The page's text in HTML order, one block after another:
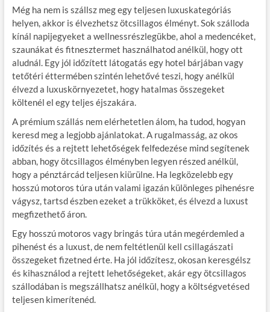
Még ha nem is szállsz meg egy teljesen luxuskategóriás
helyen, akkor is élvezhetsz ötcsillagos élményt. Sok szálloda
kínál napijegyeket a wellnessrészlegükbe, ahol a medencéket,
szaunákat és fitnesztermet használhatod anélkül, hogy ott
aludnál. Egy jól időzített látogatás egy hotel bárjában vagy
tetőtéri éttermében szintén lehetővé teszi, hogy anélkül
élvezd a luxuskörnyezetet, hogy hatalmas összegeket
költenél el egy teljes éjszakára.
A prémium szállás nem elérhetetlen álom, ha tudod, hogyan
keresd meg a legjobb ajánlatokat. A rugalmasság, az okos
időzítés és a rejtett lehetőségek felfedezése mind segítenek
abban, hogy ötcsillagos élményben legyen részed anélkül,
hogy a pénztárcád teljesen kiürülne. Ha legközelebb egy
hosszú motoros túra után valami igazán különleges pihenésre
vágysz, tartsd észben ezeket a trükköket, és élvezd a luxust
megfizethető áron.
Egy hosszú motoros vagy bringás túra után megérdemled a
pihenést és a luxust, de nem feltétlenül kell csillagászati
összegeket fizetned érte. Ha jól időzítesz, okosan keresgélsz
és kihasználod a rejtett lehetőségeket, akár egy ötcsillagos
szállodában is megszállhatsz anélkül, hogy a költségvetésed
teljesen kimerítenéd.